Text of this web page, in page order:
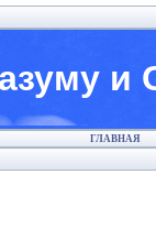
и
ГЛАВНАЯ